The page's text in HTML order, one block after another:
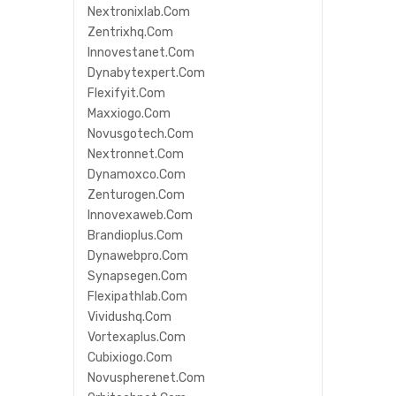
Nextronixlab.com
Zentrixhq.com
Innovestanet.com
Dynabytexpert.com
Flexifyit.com
Maxxiogo.com
Novusgotech.com
Nextronnet.com
Dynamoxco.com
Zenturogen.com
Innovexaweb.com
Brandioplus.com
Dynawebpro.com
Synapsegen.com
Flexipathlab.com
Vividushq.com
Vortexaplus.com
Cubixiogo.com
Novuspherenet.com